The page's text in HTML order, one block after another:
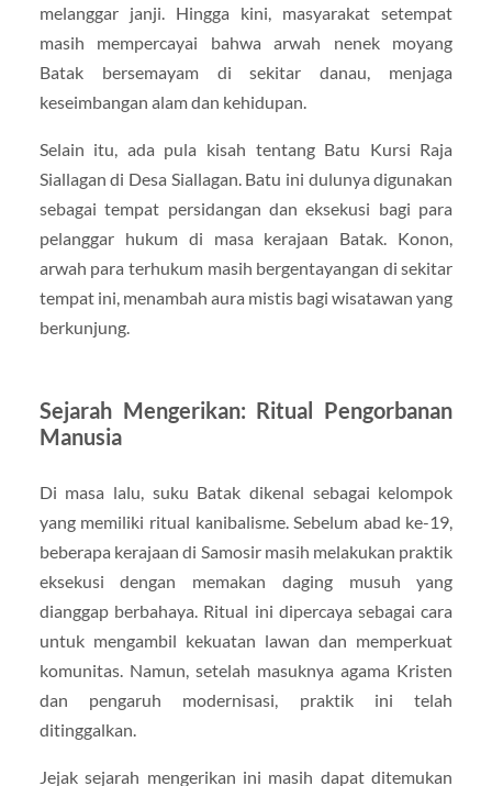
melanggar janji. Hingga kini, masyarakat setempat
masih mempercayai bahwa arwah nenek moyang
Batak bersemayam di sekitar danau, menjaga
keseimbangan alam dan kehidupan.
Selain itu, ada pula kisah tentang Batu Kursi Raja
Siallagan di Desa Siallagan. Batu ini dulunya digunakan
sebagai tempat persidangan dan eksekusi bagi para
pelanggar hukum di masa kerajaan Batak. Konon,
arwah para terhukum masih bergentayangan di sekitar
tempat ini, menambah aura mistis bagi wisatawan yang
berkunjung.
Sejarah Mengerikan: Ritual Pengorbanan
Manusia
Di masa lalu, suku Batak dikenal sebagai kelompok
yang memiliki ritual kanibalisme. Sebelum abad ke-19,
beberapa kerajaan di Samosir masih melakukan praktik
eksekusi dengan memakan daging musuh yang
dianggap berbahaya. Ritual ini dipercaya sebagai cara
untuk mengambil kekuatan lawan dan memperkuat
komunitas. Namun, setelah masuknya agama Kristen
dan pengaruh modernisasi, praktik ini telah
ditinggalkan.
Jejak sejarah mengerikan ini masih dapat ditemukan